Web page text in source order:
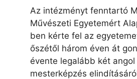
Az intézményt fenntartó
Művészeti Egyetemért
ben kérte fel az
őszétől három éven át
évente legalább két angol
mesterképzés